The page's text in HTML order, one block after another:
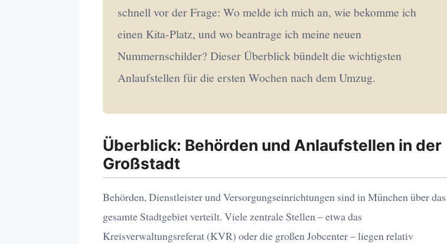
schnell vor der Frage: Wo melde ich mich an, wie bekomme ich
einen Kita-Platz, und wo beantrage ich meine neuen
Nummernschilder? Dieser Überblick bündelt die wichtigsten
Anlaufstellen für die ersten Wochen nach dem Umzug.
Überblick: Behörden und Anlaufstellen in der
Großstadt
Behörden, Dienstleister und Versorgungseinrichtungen sind in München über das
gesamte Stadtgebiet verteilt. Viele zentrale Stellen – etwa das
Kreisverwaltungsreferat (KVR) oder die großen Jobcenter – liegen relativ